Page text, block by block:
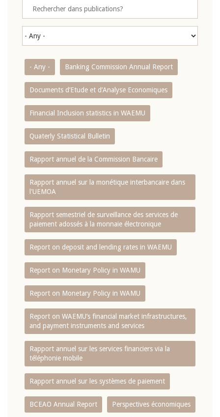
- Any - Banking Commission Annual Report
Documents d’Etude et d’Analyse Economiques
Financial Inclusion statistics in WAEMU
Quaterly Statistical Bulletin
Rapport annuel de la Commission Bancaire
Rapport annuel sur la monétique interbancaire dans
l'UEMOA
Rapport semestriel de surveillance des services de
paiement adossés à la monnaie électronique
Report on deposit and lending rates in WAEMU
Report on Monetary Policy in WAMU
Report on Monetary Policy in WAMU
Report on WAEMU’s financial market infrastructures,
and payment instruments and services
Rapport annuel sur les services financiers via la
téléphonie mobile
Rapport annuel sur les systèmes de paiement
BCEAO Annual Report Perspectives économiques